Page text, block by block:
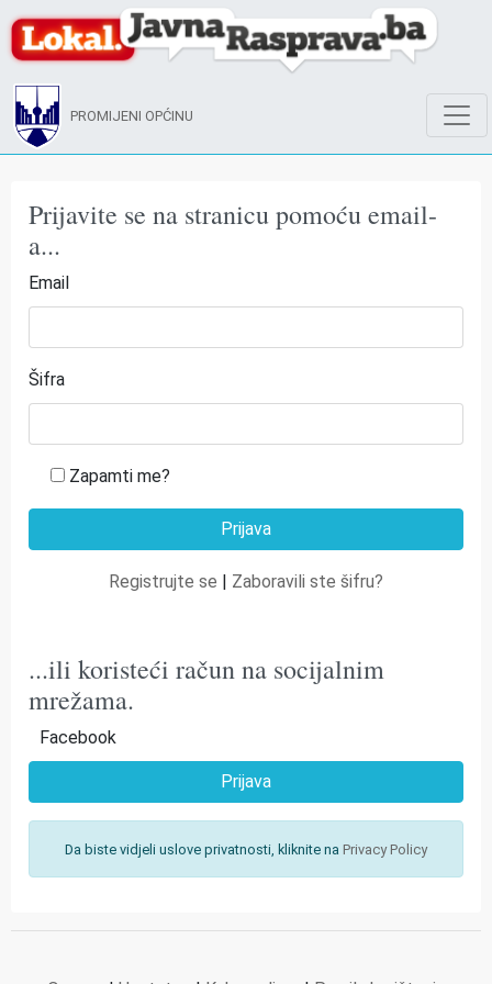
PROMIJENI OPĆINU
Prijavite se na stranicu pomoću email-
a...
Email
Šifra
Zapamti me?
Registrujte se | Zaboravili ste šifru?
...ili koristeći račun na socijalnim
mrežama.
Facebook
Prijava
Da biste vidjeli uslove privatnosti, kliknite na Privacy Policy